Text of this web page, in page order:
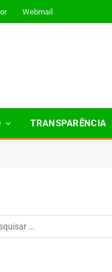
Webmail
TRANSPARÊNCIA